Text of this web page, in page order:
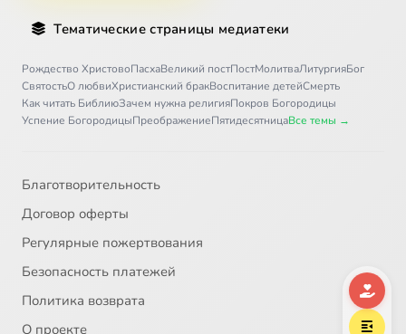
Тематические страницы медиатеки
Рождество ХристовоПасхаВеликий постПостМолитваЛитургияБог
СвятостьО любвиХристианский бракВоспитание детейСмерть
Как читать БиблиюЗачем нужна религияПокров Богородицы
Успение БогородицыПреображениеПятидесятницаВсе темы →
Благотворительность
Договор оферты
Регулярные пожертвования
Безопасность платежей
Политика возврата
О проекте